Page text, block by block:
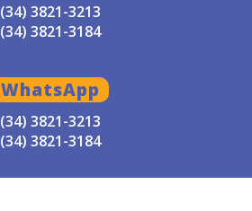
(34) 3821-3213
(34) 3821-3184
WhatsApp
(34) 3821-3213
(34) 3821-3184